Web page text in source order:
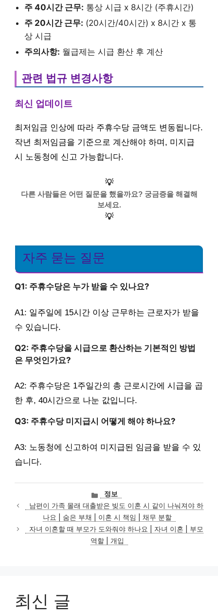
주 40시간 근무: 통상 시급 x 8시간 (주휴시간)
주 20시간 근무: (20시간/40시간) x 8시간 x 통
상 시급
주의사항: 월급제는 시급 환산 후 계산
관련 법규 변경사항
최신 업데이트
최저임금 인상에 따라 주휴수당 금액도 변동됩니다.
작년 최저임금을 기준으로 계산해야 하며, 미지급
시 노동청에 신고 가능합니다.
💡
다른 사람들은 어떤 질문을 했을까요? 궁금증을 해결해
보세요.
💡
자주 묻는 질문
Q1: 주휴수당은 누가 받을 수 있나요?
A1: 일주일에 15시간 이상 근무하는 근로자가 받을
수 있습니다.
Q2: 주휴수당을 시급으로 환산하는 기본적인 방법
은 무엇인가요?
A2: 주휴수당은 1주일간의 총 근로시간에 시급을 곱
한 후, 40시간으로 나눈 값입니다.
Q3: 주휴수당 미지급시 어떻게 해야 하나요?
A3: 노동청에 신고하여 미지급된 임금을 받을 수 있
습니다.
카
테
고
리
정보
남편이 가족 몰래 대출받은 빚도 이혼 시 같이 나눠져야 하
나요 | 숨은 부채 | 이혼 시 책임 | 채무 분할
자녀 이혼할 때 부모가 도와줘야 하나요 | 자녀 이혼 | 부모
역할 | 개입
최신 글